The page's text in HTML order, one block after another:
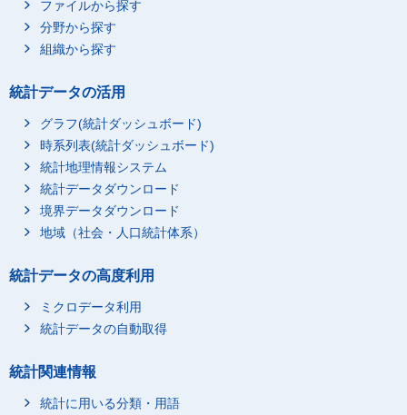
ファイルから探す
分野から探す
組織から探す
統計データの活用
グラフ(統計ダッシュボード)
時系列表(統計ダッシュボード)
統計地理情報システム
統計データダウンロード
境界データダウンロード
地域（社会・人口統計体系）
統計データの高度利用
ミクロデータ利用
統計データの自動取得
統計関連情報
統計に用いる分類・用語